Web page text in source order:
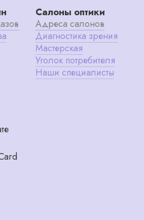
Салоны оптики
Адреса салонов
Диагностика зрения
Мастерская
Уголок потребителя
Наши специалисты